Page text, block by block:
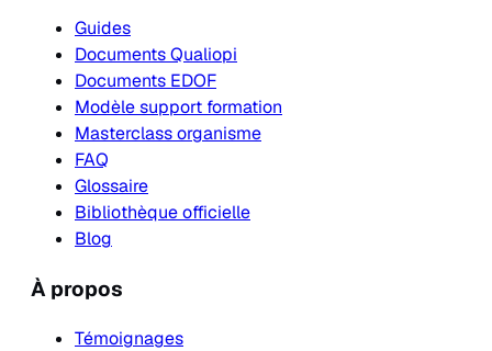
Guides
Documents Qualiopi
Documents EDOF
Modèle support formation
Masterclass organisme
FAQ
Glossaire
Bibliothèque officielle
Blog
À propos
Témoignages